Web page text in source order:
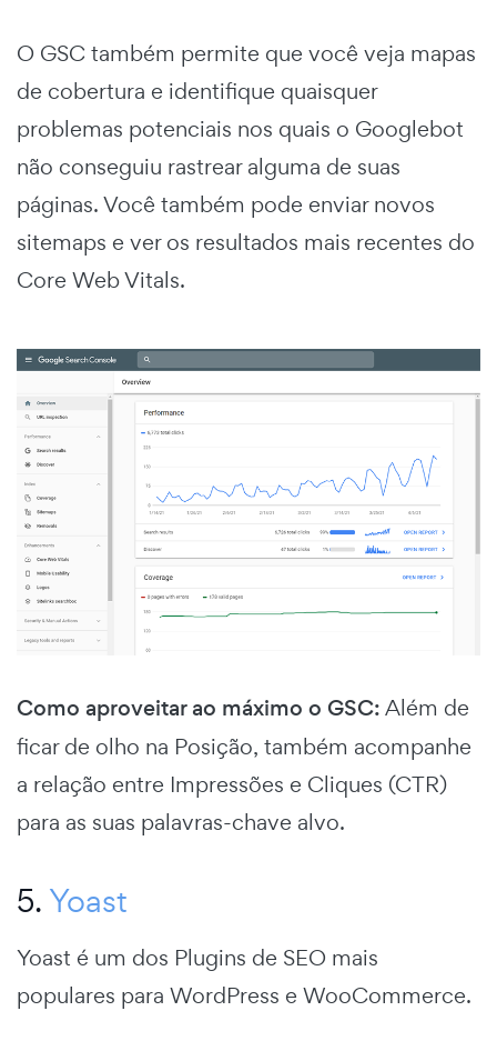
O GSC também permite que você veja mapas
de cobertura e identifique quaisquer
problemas potenciais nos quais o Googlebot
não conseguiu rastrear alguma de suas
páginas.Você também pode enviar novos
sitemaps e ver os resultados mais recentes do
Core Web Vitals.
Como aproveitar ao máximo o GSC:Além de
ficar de olho na Posição, também acompanhe
a relação entre Impressões e Cliques (CTR)
para as suas palavras-chave alvo.
5. Yoast
Yoast é um dos Plugins de SEO mais
populares para WordPress e WooCommerce.